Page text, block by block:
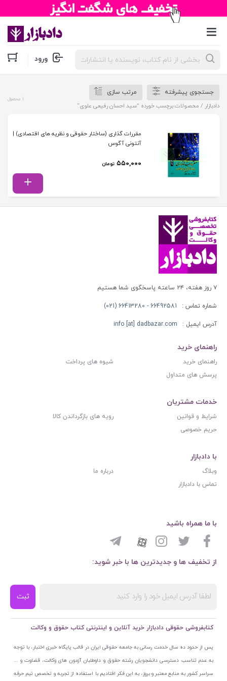
جستجوی
محصولات ورود
جستجوی پیشرفته
مرتب سازی
دادبازار / محصولات برچسب خورده “سید احسان رفیعی علوی”
1 محصول
مقررات گذاری (ساختار حقوقی و نظریه های اقتصادی) |
آنتونی آگوس
۵۵۰,۰۰۰ تومان
۷ روز هفته، ۲۴ ساعته پاسخگوی شما هستیم
شماره تماس : 66492581 - 66413280 (021)
آدرس ایمیل : info [at] dadbazar.com
راهنمای خرید
راهنمای خرید
شیوه های پرداخت
پرسش های متداول
خدمات مشتریان
شرایط و قوانین
رویه های بازگرداندن کالا
حریم خصوصی
با دادبازار
وبلاگ
درباره ما
تماس با دادبازار
از تخفیف ها و جدیدترین ها با خبر شوید:
ثبت
با ما همراه باشید
کتابفروشی حقوقی دادبازار خرید آنلاین و اینترنتی کتاب حقوق و وکالت
پس از حدود ده سال خدمت رسانی به جامعه حقوقی ایران در قالب پایگاه خبری اختبار، با توجه
به عدم تناسب دسترسی دانشجویان رشته حقوق و داوطلبان آزمون های وکالت، قضاوت و ...
سراسر کشور به منابع معتبر و بروز، به این فکر افتادیم با استفاده از تجربه و تخصص تیم حرفه